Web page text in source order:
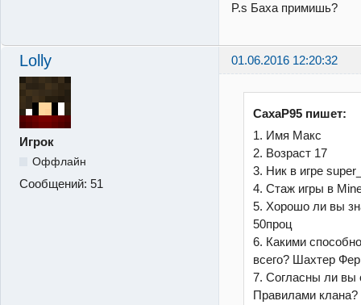
P.s Баха примишь?
Lolly 01.06.2016 12:20:32
Игрок
Оффлайн
Сообщений: 51
CaxaP95 пишет:
1. Имя Макс
2. Возраст 17
3. Ник в игре
4. Стаж игры в
5. Хорошо ли вы
50проц
6. Какими
всего? Шахтер
7. Согласны ли вы
Правилами